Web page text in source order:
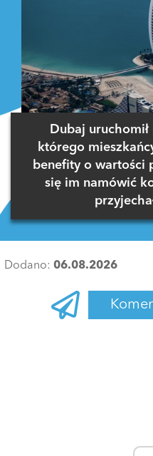
Dubaj
którego
benefity o wartości
się im namówić
Dodano: 06.08.2026